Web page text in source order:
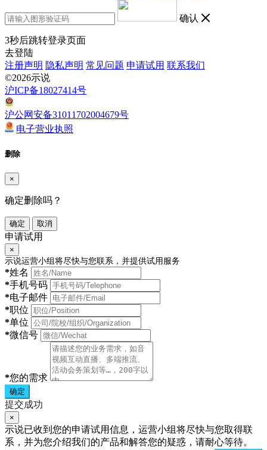
确认
3秒后跳转登录页面
去登陆
注册声明 隐私声明 常见问题 申请试用 联系我们
©2026示说
沪ICP备18027414号
沪公网安备31011702004679号
电子营业执照
删除
×
确定删除吗？
确定 取消
申请试用
×
示说运营小组将尽快与您联系，并提供试用服务
*姓名
*手机号码
*电子邮件
*职位
*单位
*微信号
*您的需求
确定
提交成功
×
示说已收到您的申请试用信息，运营小组将尽快与您取得联
系，并为您介绍我们的产品和解答您的疑惑，请耐心等待。